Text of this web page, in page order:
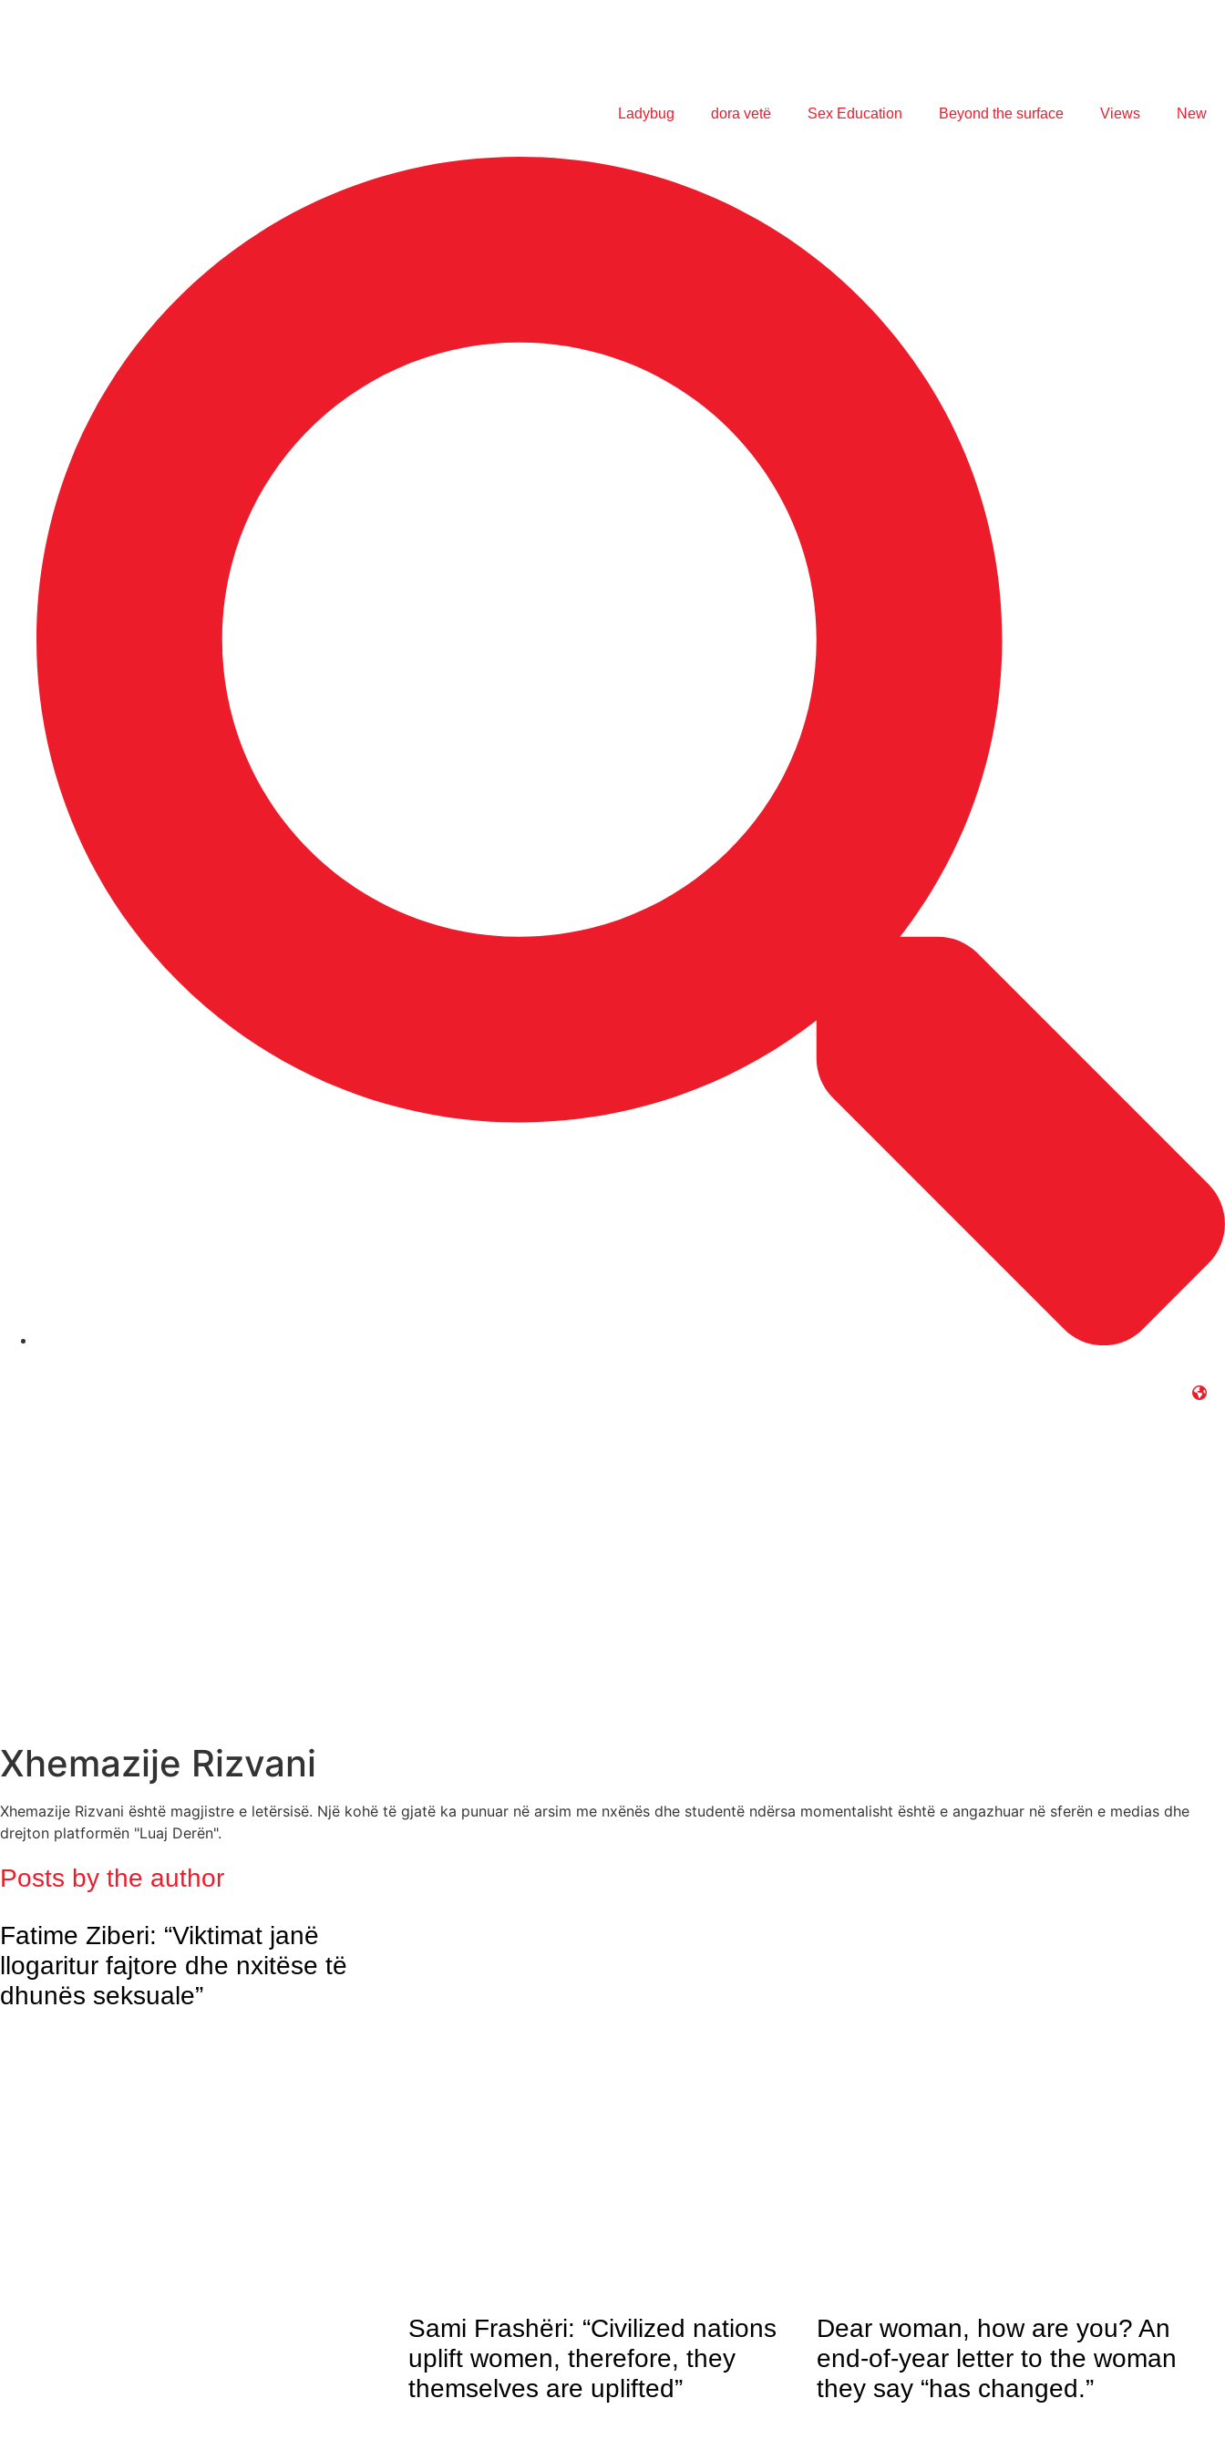
Ladybug dora vetë Sex Education Beyond the surface Views New
Xhemazije Rizvani
Xhemazije Rizvani është magjistre e letërsisë. Një kohë të gjatë ka punuar në arsim me nxënës dhe studentë ndërsa momentalisht është e angazhuar në sferën e medias dhe
drejton platformën "Luaj Derën".
Posts by the author
Fatime Ziberi: “Viktimat janë
llogaritur fajtore dhe nxitëse të
dhunës seksuale”
Sami Frashëri: “Civilized nations
uplift women, therefore, they
themselves are uplifted”
Dear woman, how are you? An
end-of-year letter to the woman
they say “has changed.”